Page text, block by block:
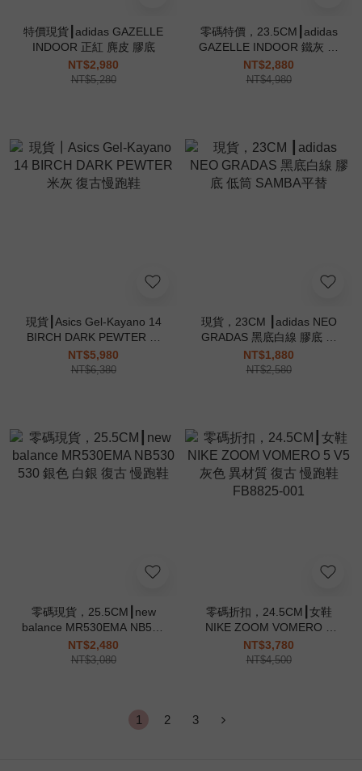
特價現貨┃adidas GAZELLE
INDOOR 正紅 麂皮 膠底
NT$2,980
NT$5,280
零碼特價，23.5CM┃adidas
GAZELLE INDOOR 鐵灰 大
象灰
NT$2,880
NT$4,980
現貨┃Asics Gel-Kayano 14
BIRCH DARK PEWTER 米
灰 復古慢跑鞋
NT$5,980
NT$6,380
現貨，23CM ┃adidas NEO
GRADAS 黑底白線 膠底 低
筒 SAMBA平替
NT$1,880
NT$2,580
零碼現貨，25.5CM┃new
balance MR530EMA NB530
530 銀色 白銀 復古 慢跑鞋
NT$2,480
NT$3,080
零碼折扣，24.5CM┃女鞋
NIKE ZOOM VOMERO 5
V5 灰色 異材質 復古 慢跑鞋
FB8825-001
NT$3,780
NT$4,500
1 2 3